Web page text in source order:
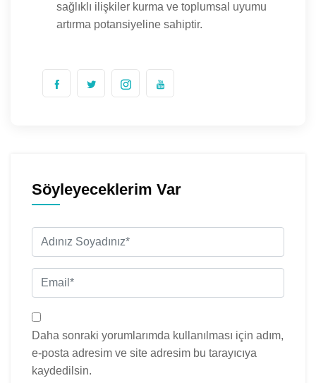
sağlıklı ilişkiler kurma ve toplumsal uyumu
artırma potansiyeline sahiptir.
Söyleyeceklerim Var
Daha sonraki yorumlarımda kullanılması için adım,
e-posta adresim ve site adresim bu tarayıcıya
kaydedilsin.